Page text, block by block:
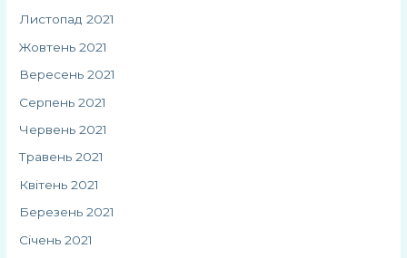
Листопад 2021
Жовтень 2021
Вересень 2021
Серпень 2021
Червень 2021
Травень 2021
Квітень 2021
Березень 2021
Січень 2021